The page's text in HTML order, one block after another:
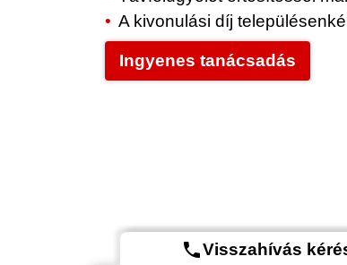
A kivonulási díj
Ingyenes tanácsadás
phoneVisszahívás